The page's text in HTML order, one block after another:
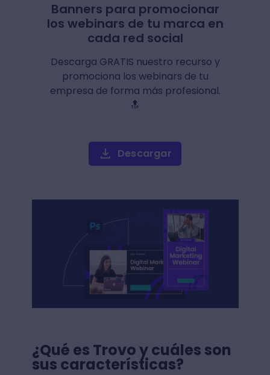
Banners para promocionar
los webinars de tu marca en
cada red social
Descarga GRATIS nuestro recurso y
promociona los webinars de tu
empresa de forma más profesional.
🔝
Descargar
¿Qué es Trovo y cuáles son
sus características?